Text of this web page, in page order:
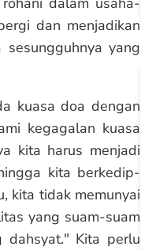
dan menjadikan
yang
kuasa doa dengan
kegagalan kuasa
kita harus menjadi
kita berkedip-
kita tidak memunyai
yang suam-suam
dahsyat." Kita perlu